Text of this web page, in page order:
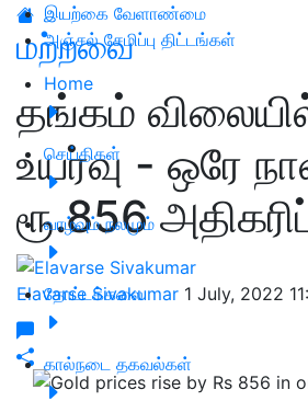
இயற்கை வேளாண்மை
அஞ்சல் சேமிப்பு திட்டங்கள்
Home
செய்திகள்
வாழ்வும் நலமும்
தோட்டக்கலை
கால்நடை தகவல்கள்
மற்றவை
தங்கம்
உயர்வு - ஒரே
ரூ.856
Elavarse Sivakumar 1 July, 2022